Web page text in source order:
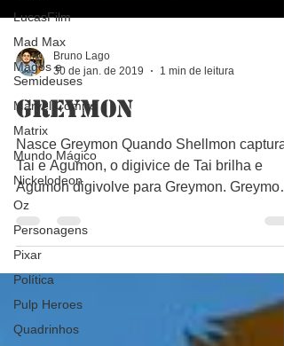
LucasFilm
Mad Max
Magos e
Semideuses
Marvel Comics
Matrix
Mundo Mágico
Nickelodeon
Oz
Personagens
Pixar
Política
Pulp Heroes
Quadrinhos
Bruno Lago
30 de jan. de 2019
Greymon
Nasce Greymon Quando Shellmon captura
Tai e Agumon, o digivice de Tai brilha e
Agumon digivolve para Greymon. Greymon
consegue enfrentar...